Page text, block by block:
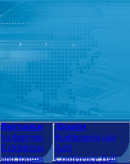
Виставки
та форуми
Exhibitions
and forums
Додати
Конференц-зал
Add
Conference Hall